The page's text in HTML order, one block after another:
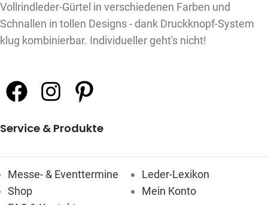
Vollrindleder-Gürtel in verschiedenen Farben und
Schnallen in tollen Designs - dank Druckknopf-System
klug kombinierbar. Individueller geht's nicht!
Service & Produkte
Messe- & Eventtermine
Shop
Leder-Lexikon
Mein Konto